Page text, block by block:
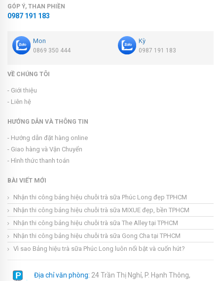
GÓP Ý, THAN PHIỀN
0987 191 183
Mon
0869 350 444
Kỳ
0987 191 183
VỀ CHÚNG TÔI
- Giới thiệu
- Liên hệ
HƯỚNG DẪN VÀ THÔNG TIN
- Hướng dẫn đặt hàng online
- Giao hàng và Vận Chuyển
- Hình thức thanh toán
BÀI VIẾT MỚI
Nhận thi công bảng hiệu chuỗi trà sữa Phúc Long đẹp TPHCM
Nhận thi công bảng hiệu chuỗi trà sữa MIXUE đẹp, bền TPHCM
Nhận thi công bảng hiệu chuỗi trà sữa The Alley tại TPHCM
Nhận thi công bảng hiệu chuỗi trà sữa Gong Cha tại TPHCM
Vì sao Bảng hiệu trà sữa Phúc Long luôn nổi bật và cuốn hút?
Địa chỉ văn phòng: 24 Trần Thị Nghỉ, P. Hạnh Thông,